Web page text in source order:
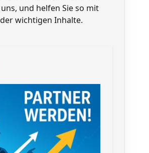
und helfen Sie so mit
wichtigen Inhalte.